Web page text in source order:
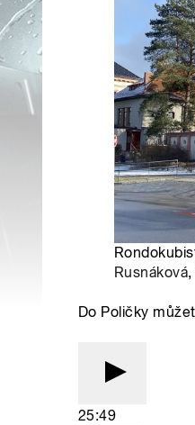
Rusnáková
Do Poličky
25:49